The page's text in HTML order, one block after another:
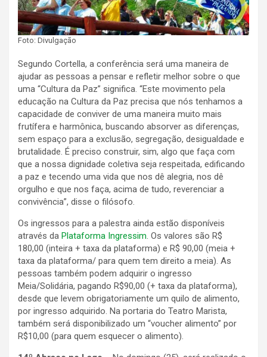
Foto: Divulgação
Segundo Cortella, a conferência será uma maneira de
ajudar as pessoas a pensar e refletir melhor sobre o que
uma “Cultura da Paz” significa. “Este movimento pela
educação na Cultura da Paz precisa que nós tenhamos a
capacidade de conviver de uma maneira muito mais
frutífera e harmônica, buscando absorver as diferenças,
sem espaço para a exclusão, segregação, desigualdade e
brutalidade. É preciso construir, sim, algo que faça com
que a nossa dignidade coletiva seja respeitada, edificando
a paz e tecendo uma vida que nos dê alegria, nos dê
orgulho e que nos faça, acima de tudo, reverenciar a
convivência”, disse o filósofo.
Os ingressos para a palestra ainda estão disponíveis
através da Plataforma Ingressim. Os valores são R$
180,00 (inteira + taxa da plataforma) e R$ 90,00 (meia +
taxa da plataforma/ para quem tem direito a meia). As
pessoas também podem adquirir o ingresso
Meia/Solidária, pagando R$90,00 (+ taxa da plataforma),
desde que levem obrigatoriamente um quilo de alimento,
por ingresso adquirido. Na portaria do Teatro Marista,
também será disponibilizado um “voucher alimento” por
R$10,00 (para quem esquecer o alimento).